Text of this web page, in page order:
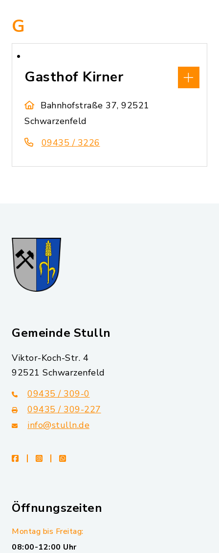
G
Gasthof Kirner
Bahnhofstraße 37, 92521
Schwarzenfeld
09435 / 3226
Gemeinde Stulln
Viktor-Koch-Str. 4
92521 Schwarzenfeld
09435 / 309-0
09435 / 309-227
info@stulln.de
facebookinstagramwhatsapp
Öffnungszeiten
Montag bis Freitag:
08:00-12:00 Uhr